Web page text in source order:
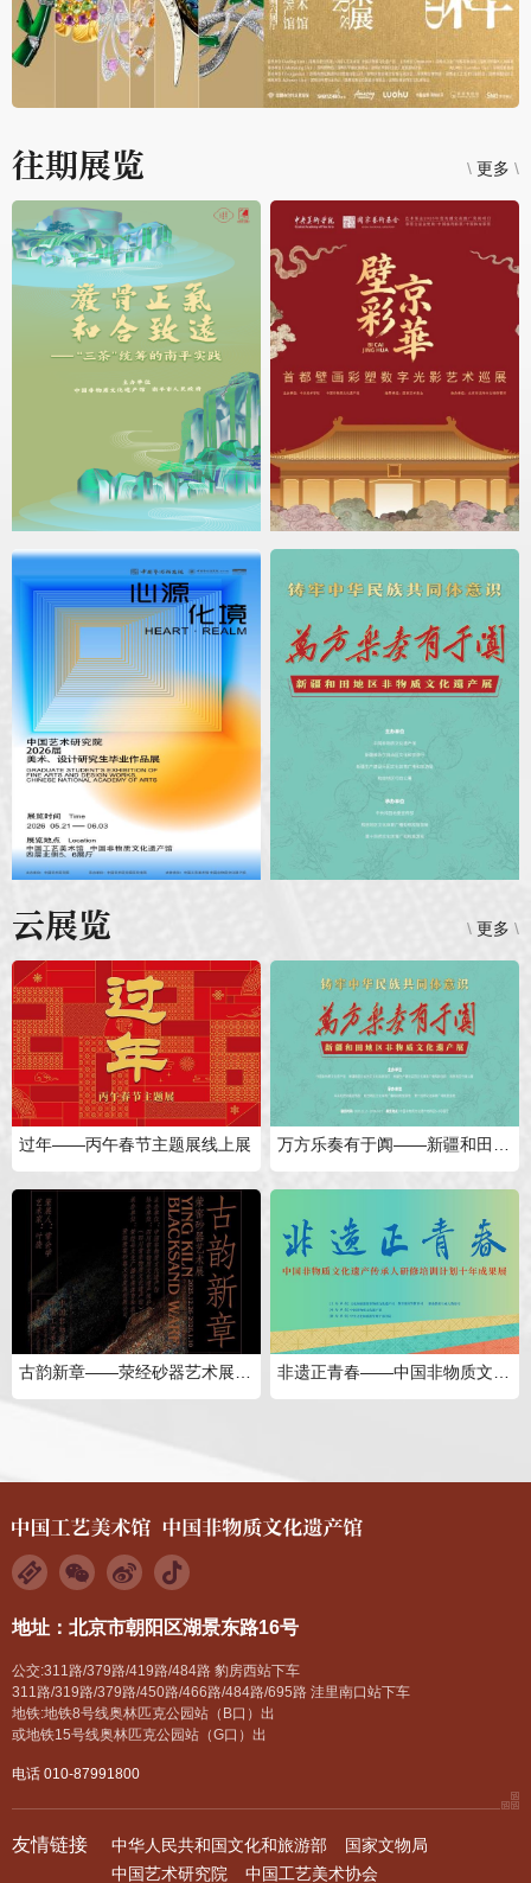
何以景德镇——景德镇手工瓷业遗存的世界遗产价值和当代传承
2026.08.01 - 2026.08.31
四层6展厅
熔金择粹——深圳水贝黄金珠宝艺术展
2026.06.23 - 2026.08.30
往期展览 \ 更多 \
云展览 \ 更多 \
过年——丙午春节主题展线上展
古韵新章——荥经砂器艺术展线上展 非遗正青春——中国非物质文化遗产传承人研修培训计划十年成果展
地址：北京市朝阳区湖景东路16号
公交:311路/379路/419路/484路 豹房西站下车
311路/319路/379路/450路/466路/484路/695路 洼里南口站下车
地铁:地铁8号线奥林匹克公园站（B口）出
或地铁15号线奥林匹克公园站（G口）出
电话 010-87991800
友情链接 中华人民共和国文化和旅游部
国家文物局
中国艺术研究院
中国工艺美术协会